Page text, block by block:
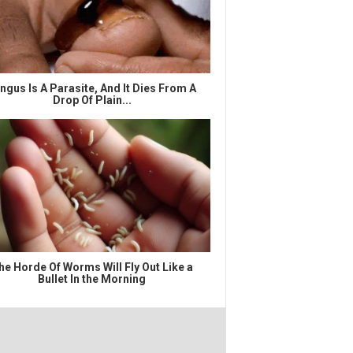
Is A Parasite, And It Dies From A
Drop Of Plain...
Horde Of Worms Will Fly Out Like a
Bullet In the Morning